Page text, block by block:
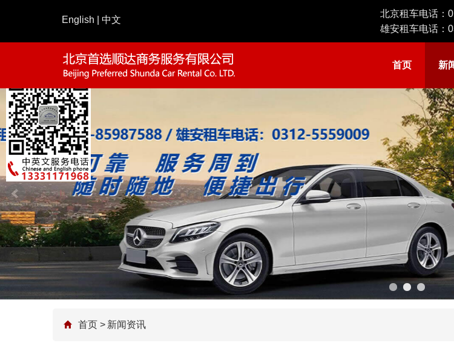
English 中文
北京租车电话：
雄安租车电话：
首页 新
首页 > 新闻资讯
请仔细填写预约表单
—— 如有疑问请致电
姓名：
电话：
路线：
公司：
说明：